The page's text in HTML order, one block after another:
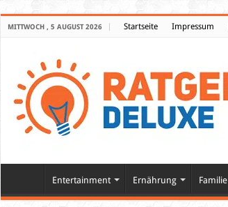
MITTWOCH , 5 AUGUST 2026 Startseite Impressum
Entertainment Ernährung Familie